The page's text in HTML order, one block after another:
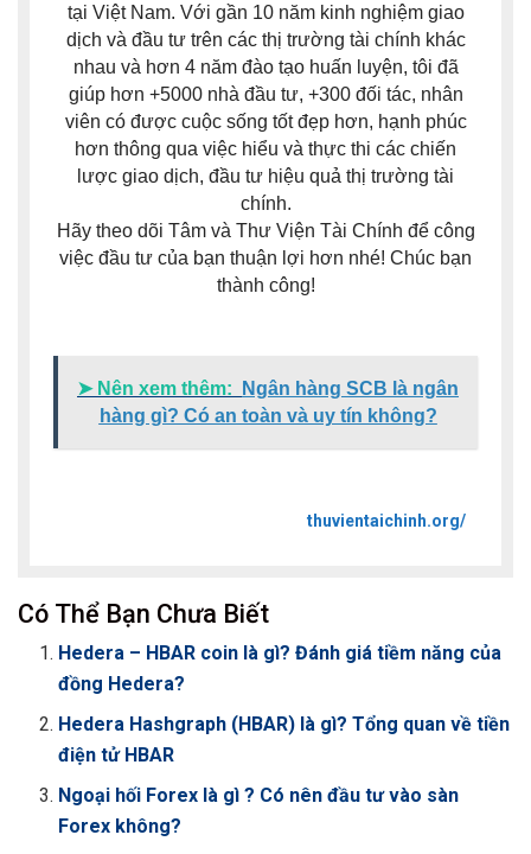
tại Việt Nam. Với gần 10 năm kinh nghiệm giao
dịch và đầu tư trên các thị trường tài chính khác
nhau và hơn 4 năm đào tạo huấn luyện, tôi đã
giúp hơn +5000 nhà đầu tư, +300 đối tác, nhân
viên có được cuộc sống tốt đẹp hơn, hạnh phúc
hơn thông qua việc hiểu và thực thi các chiến
lược giao dịch, đầu tư hiệu quả thị trường tài
chính.
Hãy theo dõi Tâm và Thư Viện Tài Chính để công
việc đầu tư của bạn thuận lợi hơn nhé! Chúc bạn
thành công!
➤ Nên xem thêm:
Ngân hàng SCB là ngân
hàng gì? Có an toàn và uy tín không?
thuvientaichinh.org/
Có Thể Bạn Chưa Biết
Hedera – HBAR coin là gì? Đánh giá tiềm năng của
đồng Hedera?
Hedera Hashgraph (HBAR) là gì? Tổng quan về tiền
điện tử HBAR
Ngoại hối Forex là gì ? Có nên đầu tư vào sàn
Forex không?